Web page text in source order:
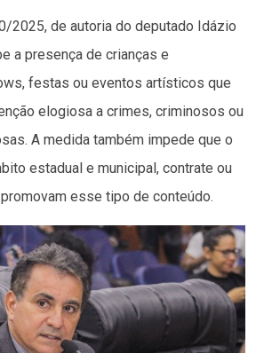
2025, de autoria do deputado Idázio
a presença de crianças e
festas ou eventos artísticos que
elogiosa a crimes, criminosos ou
A medida também impede que o
estadual e municipal, contrate ou
esse tipo de conteúdo.